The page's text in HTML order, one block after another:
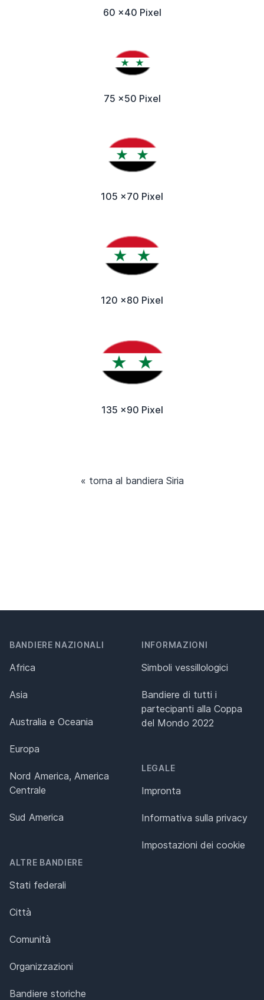
60 x40 Pixel
75 x50 Pixel
105 x70 Pixel
120 x80 Pixel
135 x90 Pixel
« torna al bandiera Siria
BANDIERE NAZIONALI
Africa
Asia
Australia e Oceania
Europa
Nord America, America
Centrale
Sud America
ALTRE BANDIERE
Stati federali
Città
Comunità
Organizzazioni
Bandiere storiche
INFORMAZIONI
Simboli vessillologici
Bandiere di tutti i
partecipanti alla Coppa
del Mondo 2022
LEGALE
Impronta
Informativa sulla privacy
Impostazioni dei cookie